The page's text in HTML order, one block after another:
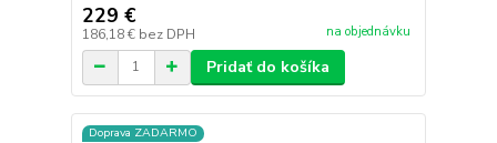
229 €
186,18 € bez DPH na objednávku
Pridať do košíka
Doprava ZADARMO